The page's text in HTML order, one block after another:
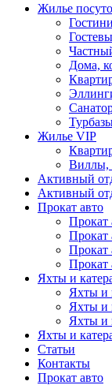
Жилье
Дома,
Жилье VIP
Виллы,
Активный
Активный
Прокат авто
Прокат
Прокат
Прокат
Прокат
Яхты и
Яхты и
Яхты и
Яхты и
Яхты и
Статьи
Контакты
Прокат авто